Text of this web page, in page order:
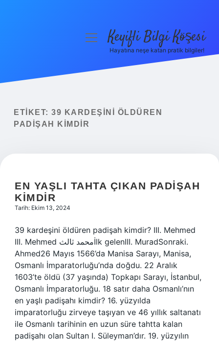
Yasal Uyarı
menüyüKeyifli Bilgi Köşesi
Hayatına neşe katan pratik bilgiler!
ETIKET: 39 KARDEŞINI ÖLDÜREN
PADIŞAH KIMDIR
EN YAŞLI TAHTA ÇIKAN PADIŞAH
KIMDIR
Tarih: Ekim 13, 2024
39 kardeşini öldüren padişah kimdir? III. Mehmed
III. Mehmed محمد ثالثİlk gelenIII. MuradSonraki.
Ahmed26 Mayıs 1566’da Manisa Sarayı, Manisa,
Osmanlı İmparatorluğu’nda doğdu. 22 Aralık
1603’te öldü (37 yaşında) Topkapı Sarayı, İstanbul,
Osmanlı İmparatorluğu. 18 satır daha Osmanlı’nın
en yaşlı padişahı kimdir? 16. yüzyılda
imparatorluğu zirveye taşıyan ve 46 yıllık saltanatı
ile Osmanlı tarihinin en uzun süre tahtta kalan
padişahı olan Sultan I. Süleyman’dır. 19. yüzyılın